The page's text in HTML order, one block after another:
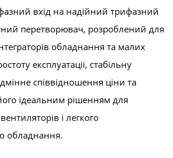
вхід на надійний трифазний
перетворювач, розроблений для
обладнання та малих
експлуатації, стабільну
співвідношення ціни та
ідеальним рішенням для
і легкого
обладнання.